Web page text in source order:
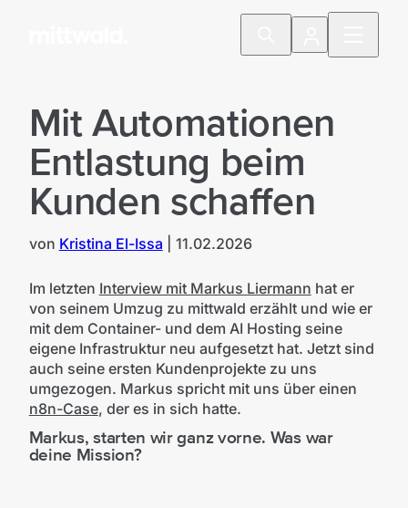
Mit Automationen
Entlastung beim
Kunden schaffen
von Kristina El-Issa 11.02.2026
Im letzten Interview mit Markus Liermann hat er
von seinem Umzug zu mittwald erzählt und wie er
mit dem Container- und dem AI Hosting seine
eigene Infrastruktur neu aufgesetzt hat. Jetzt sind
auch seine ersten Kundenprojekte zu uns
umgezogen. Markus spricht mit uns über einen
n8n-Case, der es in sich hatte.
Markus, starten wir ganz vorne. Was war
deine Mission?